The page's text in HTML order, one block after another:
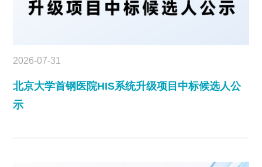
2026-07-31
北京大学首钢医院HIS系统升级项目中标候选人公
示